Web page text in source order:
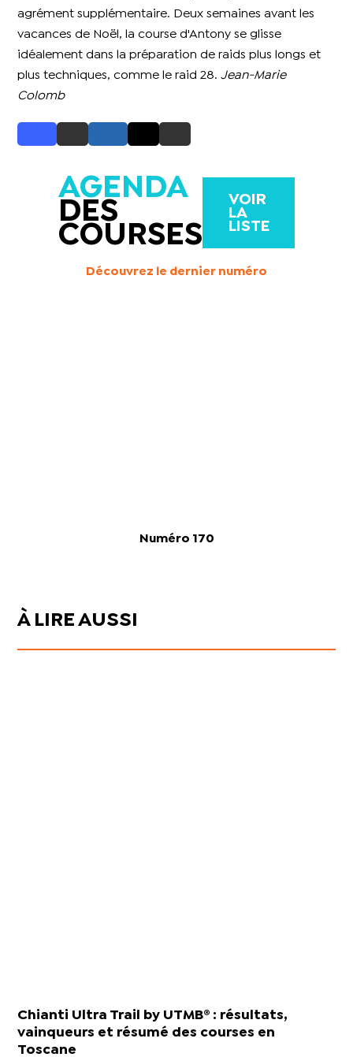
agrément supplémentaire. Deux semaines avant les
vacances de Noël, la course d'Antony se glisse
idéalement dans la préparation de raids plus longs et
plus techniques, comme le raid 28.Jean-Marie
Colomb
AGENDA
DES
COURSES
VOIR
LA
LISTE
Découvrez le dernier numéro
Numéro 170
À LIRE AUSSI
Chianti Ultra Trail by UTMB® : résultats,
vainqueurs et résumé des courses en
Toscane